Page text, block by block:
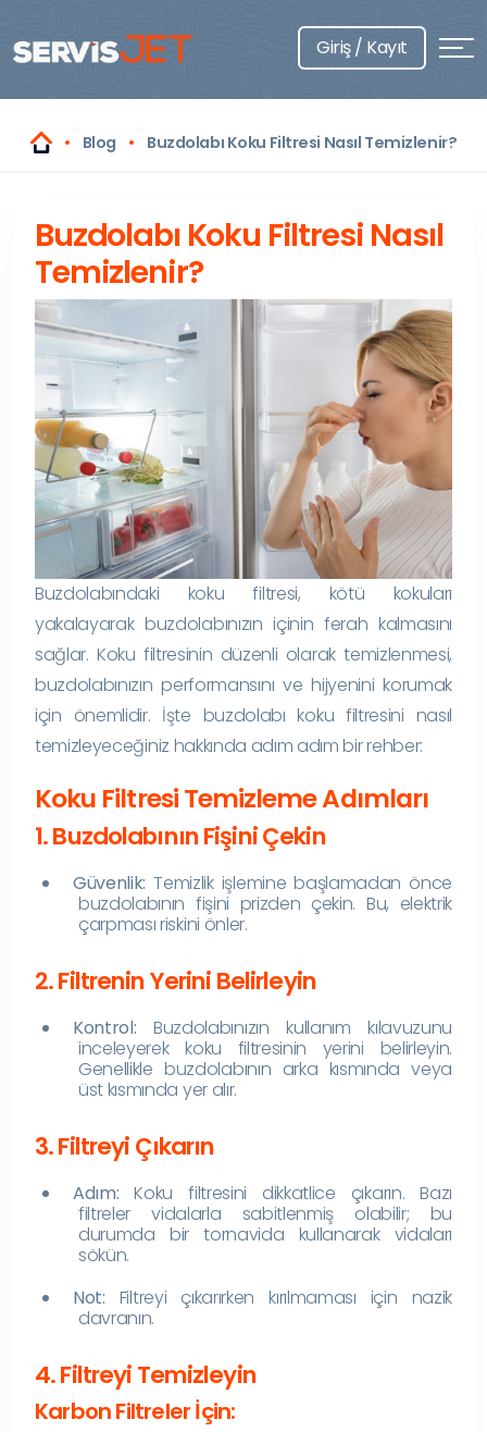
Giriş / Kayıt
Blog Buzdolabı Koku Filtresi Nasıl Temizlenir?
Buzdolabı Koku Filtresi Nasıl
Temizlenir?
Buzdolabındaki koku filtresi, kötü kokuları
yakalayarak buzdolabınızın içinin ferah kalmasını
sağlar. Koku filtresinin düzenli olarak temizlenmesi,
buzdolabınızın performansını ve hijyenini korumak
için önemlidir. İşte buzdolabı koku filtresini nasıl
temizleyeceğiniz hakkında adım adım bir rehber:
Koku Filtresi Temizleme Adımları
1. Buzdolabının Fişini Çekin
Güvenlik: Temizlik işlemine başlamadan önce
buzdolabının fişini prizden çekin. Bu, elektrik
çarpması riskini önler.
2. Filtrenin Yerini Belirleyin
Kontrol: Buzdolabınızın kullanım kılavuzunu
inceleyerek koku filtresinin yerini belirleyin.
Genellikle buzdolabının arka kısmında veya
üst kısmında yer alır.
3. Filtreyi Çıkarın
Adım: Koku filtresini dikkatlice çıkarın. Bazı
filtreler vidalarla sabitlenmiş olabilir; bu
durumda bir tornavida kullanarak vidaları
sökün.
Not: Filtreyi çıkarırken kırılmaması için nazik
davranın.
4. Filtreyi Temizleyin
Karbon Filtreler İçin: